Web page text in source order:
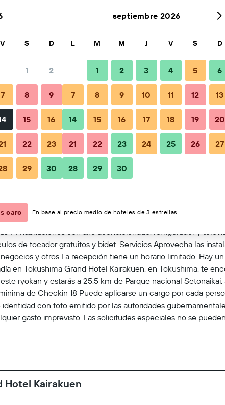
frecuentes Alojamientos cercanos
74 habitaciones con aire acondicionado, refrigerador y
de tocador gratuitos y bidet. Servicios Aprovecha las
y otros La recepción tiene un horario limitado. Hay
en Tokushima Grand Hotel Kairakuen, en Tokushima, te
ryokan y estarás a 25,5 km de Parque nacional
de Checkin 18 Puede aplicarse un cargo por cada
con foto emitido por las autoridades
gasto imprevisto. Las solicitudes especiales no se pueden
recepción abre todos los días de 09:00 a 23:00. El
se realiza a las 10:00 Mascotas No se aceptan mascotas
y el personal en las áreas de contacto principales Se
en la propiedad La propiedad asegura que está
Hotel Kairakuen
V S D
1 2
7 8 9
15 16
22 23
29 30
septiembre 2026
L M M J V S D
1 2 3 4 5 6
7 8 9 10 11 12 13
14 15 16 17 18 19 20
21 22 23 24 25 26 27
28 29 30
caro En base al precio medio de hoteles de 3 estrellas.